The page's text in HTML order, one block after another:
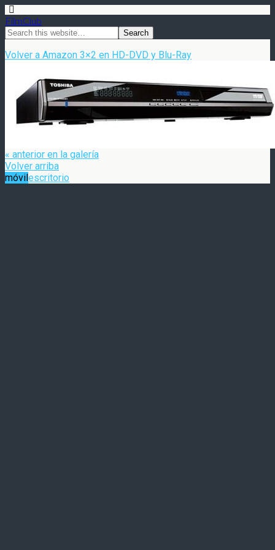
FilmClub
Volver a Amazon 3×2 en HD-DVD y Blu-Ray
« anterior en la galería
Volver arriba
móvilescritorio